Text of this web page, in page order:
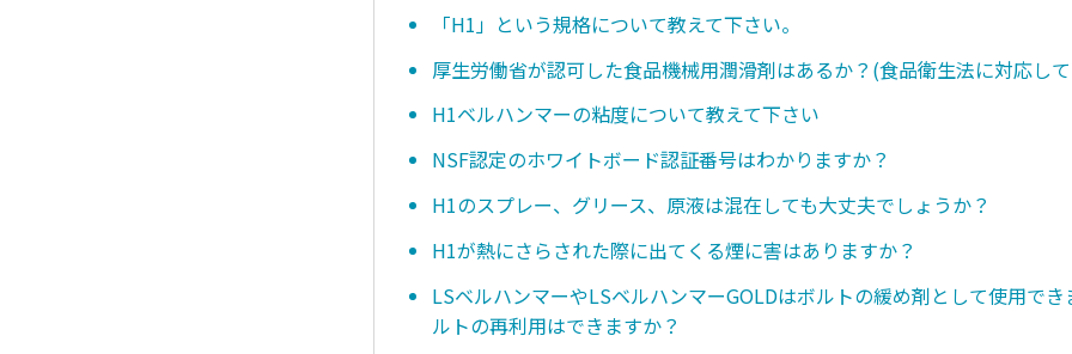
「H1」という規格について教えて下さい。
厚生労働省が認可した食品機械用潤滑剤はあるか？(食品衛生法に対応し
H1ベルハンマーの粘度について教えて下さい
NSF認定のホワイトボード認証番号はわかりますか？
H1のスプレー、グリース、原液は混在しても大丈夫でしょうか？
H1が熱にさらされた際に出てくる煙に害はありますか？
LSベルハンマーやLSベルハンマーGOLDはボルトの緩め剤として使用で
ルトの再利用はできますか？